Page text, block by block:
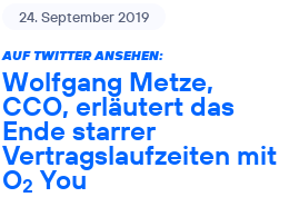
24. September 2019
AUF TWITTER ANSEHEN:
Wolfgang Metze,
CCO, erläutert das
Ende starrer
Vertragslaufzeiten mit
O2 You